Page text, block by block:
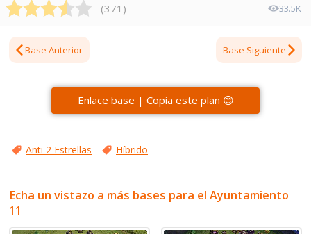
(371 ) 33.5K
Base Anterior Base Siguiente
Enlace base | Copia este plan 😊
Anti 2 Estrellas Híbrido
Echa un vistazo a más bases para el Ayuntamiento
11